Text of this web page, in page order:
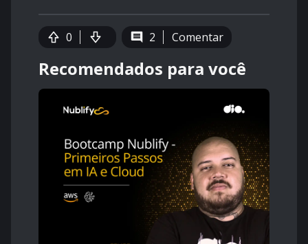
0 2 Comentar
Recomendados para você